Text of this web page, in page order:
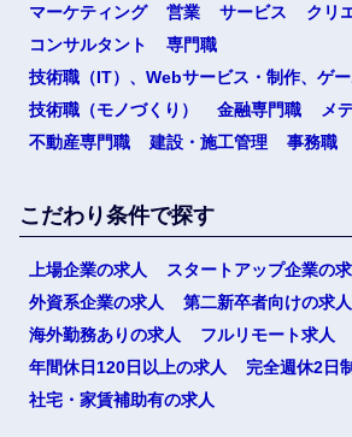
マーケティング
営業 サービス
クリ
コンサルタント
専門職
技術職（IT）、Webサービス・制作、ゲ
技術職（モノづくり）
金融専門職
メ
不動産専門職
建設・施工管理 事務職
こだわり条件で探す
上場企業の求人
スタートアップ企業の
外資系企業の求人
第二新卒者向けの求人
海外勤務ありの求人
フルリモート求人
年間休日120日以上の求人
完全週休2日
社宅・家賃補助有の求人